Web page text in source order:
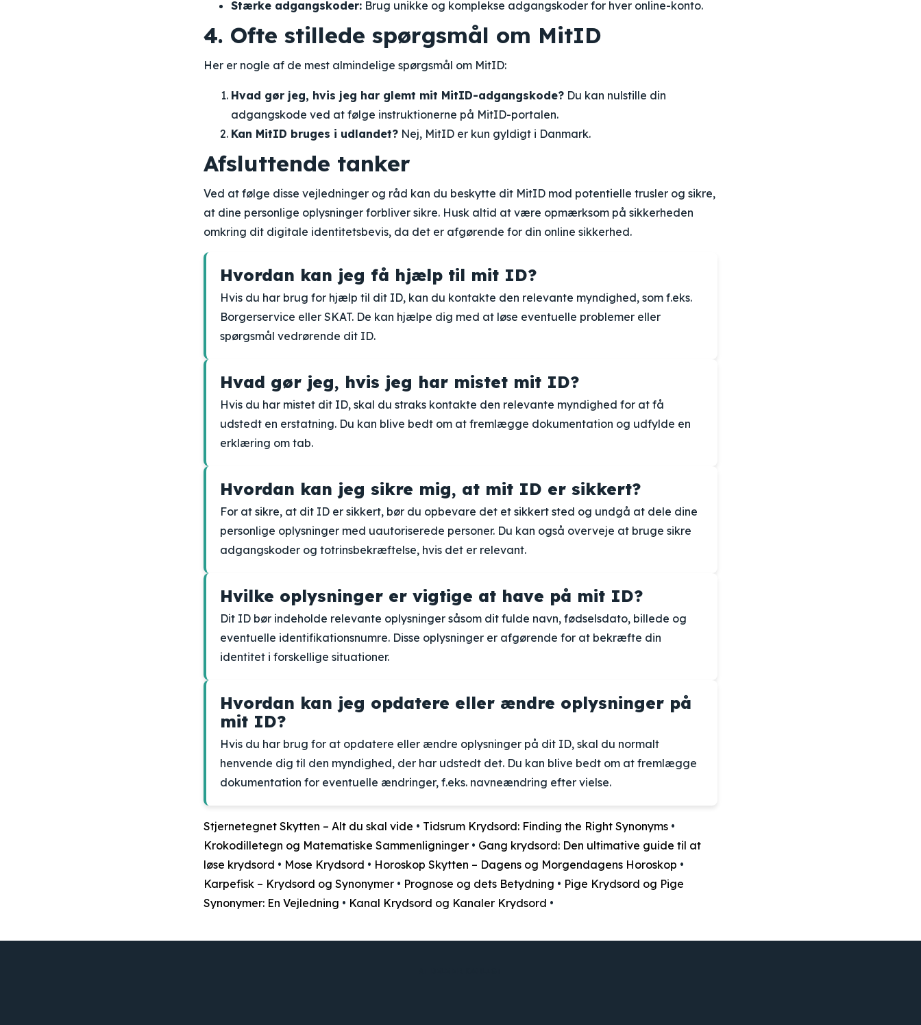
Stærke adgangskoder: Brug unikke og komplekse adgangskoder for hver online-konto.
4. Ofte stillede spørgsmål om MitID
Her er nogle af de mest almindelige spørgsmål om MitID:
Hvad gør jeg, hvis jeg har glemt mit MitID-adgangskode? Du kan nulstille din
adgangskode ved at følge instruktionerne på MitID-portalen.
Kan MitID bruges i udlandet? Nej, MitID er kun gyldigt i Danmark.
Afsluttende tanker
Ved at følge disse vejledninger og råd kan du beskytte dit MitID mod potentielle trusler og sikre,
at dine personlige oplysninger forbliver sikre. Husk altid at være opmærksom på sikkerheden
omkring dit digitale identitetsbevis, da det er afgørende for din online sikkerhed.
Hvordan kan jeg få hjælp til mit ID?
Hvis du har brug for hjælp til dit ID, kan du kontakte den relevante myndighed, som f.eks.
Borgerservice eller SKAT. De kan hjælpe dig med at løse eventuelle problemer eller
spørgsmål vedrørende dit ID.
Hvad gør jeg, hvis jeg har mistet mit ID?
Hvis du har mistet dit ID, skal du straks kontakte den relevante myndighed for at få
udstedt en erstatning. Du kan blive bedt om at fremlægge dokumentation og udfylde en
erklæring om tab.
Hvordan kan jeg sikre mig, at mit ID er sikkert?
For at sikre, at dit ID er sikkert, bør du opbevare det et sikkert sted og undgå at dele dine
personlige oplysninger med uautoriserede personer. Du kan også overveje at bruge sikre
adgangskoder og totrinsbekræftelse, hvis det er relevant.
Hvilke oplysninger er vigtige at have på mit ID?
Dit ID bør indeholde relevante oplysninger såsom dit fulde navn, fødselsdato, billede og
eventuelle identifikationsnumre. Disse oplysninger er afgørende for at bekræfte din
identitet i forskellige situationer.
Hvordan kan jeg opdatere eller ændre oplysninger på
mit ID?
Hvis du har brug for at opdatere eller ændre oplysninger på dit ID, skal du normalt
henvende dig til den myndighed, der har udstedt det. Du kan blive bedt om at fremlægge
dokumentation for eventuelle ændringer, f.eks. navneændring efter vielse.
Stjernetegnet Skytten – Alt du skal vide • Tidsrum Krydsord: Finding the Right Synonyms •
Krokodilletegn og Matematiske Sammenligninger • Gang krydsord: Den ultimative guide til at
løse krydsord • Mose Krydsord • Horoskop Skytten – Dagens og Morgendagens Horoskop •
Karpefisk – Krydsord og Synonymer • Prognose og dets Betydning • Pige Krydsord og Pige
Synonymer: En Vejledning • Kanal Krydsord og Kanaler Krydsord •